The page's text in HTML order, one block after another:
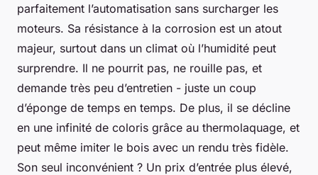
parfaitement l’automatisation sans surcharger les
moteurs. Sa résistance à la corrosion est un atout
majeur, surtout dans un climat où l’humidité peut
surprendre. Il ne pourrit pas, ne rouille pas, et
demande très peu d’entretien - juste un coup
d’éponge de temps en temps. De plus, il se décline
en une infinité de coloris grâce au thermolaquage, et
peut même imiter le bois avec un rendu très fidèle.
Son seul inconvénient ? Un prix d’entrée plus élevé,